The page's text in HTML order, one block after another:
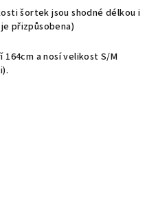
šortek jsou shodné délkou i
přizpůsobena)
164cm a nosí velikost S/M